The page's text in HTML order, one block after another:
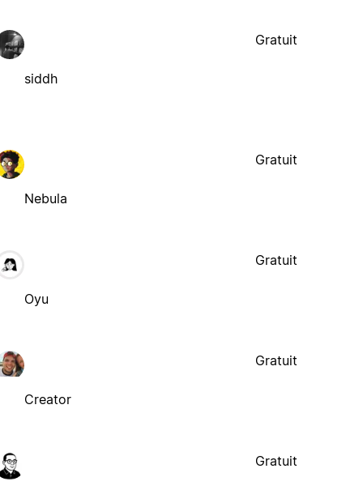
siddh
Gratuit
Nebula
Gratuit
Oyu
Gratuit
Creator
Gratuit
Gratuit